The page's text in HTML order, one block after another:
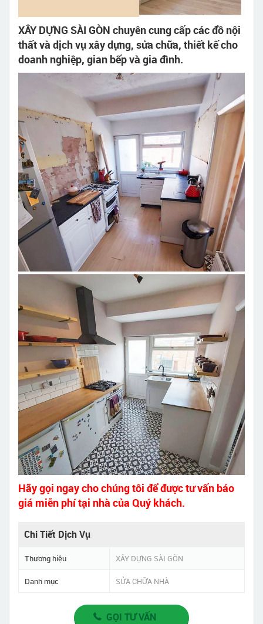
XÂY DỰNG SÀI GÒN chuyên cung cấp các đồ nội
thất và dịch vụ xây dựng, sửa chữa, thiết kế cho
doanh nghiệp, gian bếp và gia đình.
Hãy gọi ngay cho chúng tôi để được tư vấn báo
giá miễn phí tại nhà của Quý khách.
Chi Tiết Dịch Vụ
Thương hiệu XÂY DỰNG SÀI GÒN
Danh mục SỬA CHỮA NHÀ
GỌI TƯ VẤN